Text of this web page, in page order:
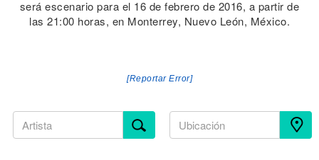
será escenario para el 16 de febrero de 2016, a partir de
las 21:00 horas, en Monterrey, Nuevo León, México.
[Reportar Error]